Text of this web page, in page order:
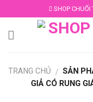
to
content
SHOP
TRANG CHỦ / SẢN
GIẢ CÓ RUNG